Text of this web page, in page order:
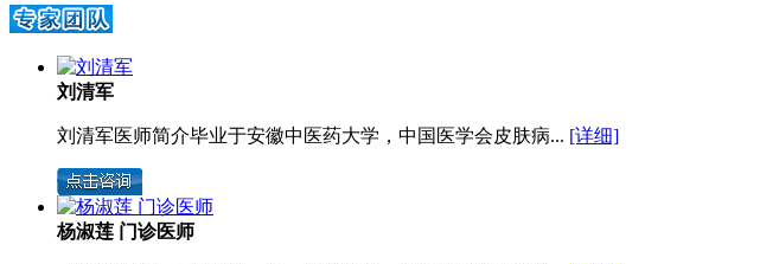
刘清军
刘清军医师简介毕业于安徽中医药大学，中国医学会皮肤病... [详细]
杨淑莲 门诊医师